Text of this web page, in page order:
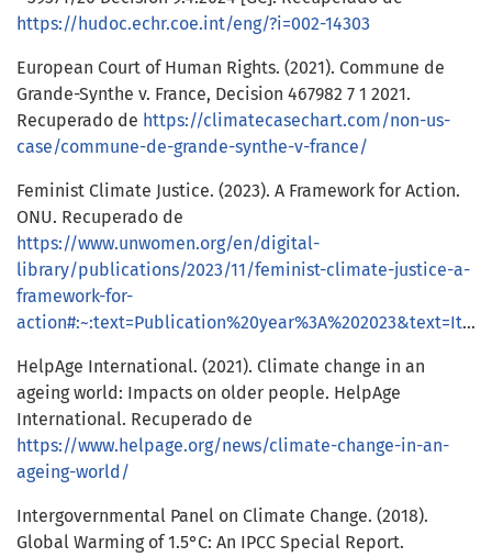
https://hudoc.echr.coe.int/eng/?i=002-14303
European Court of Human Rights. (2021). Commune de
Grande-Synthe v. France, Decision 467982 7 1 2021.
Recuperado de https://climatecasechart.com/non-us-
case/commune-de-grande-synthe-v-france/
Feminist Climate Justice. (2023). A Framework for Action.
ONU. Recuperado de
https://www.unwomen.org/en/digital-
library/publications/2023/11/feminist-climate-justice-a-
framework-for-
action#:~:text=Publication%20year%3A%202023&text=It%20provides%20practical%20guidance%20on,that%20is%20so%20urgently%20needed
HelpAge International. (2021). Climate change in an
ageing world: Impacts on older people. HelpAge
International. Recuperado de
https://www.helpage.org/news/climate-change-in-an-
ageing-world/
Intergovernmental Panel on Climate Change. (2018).
Global Warming of 1.5°C: An IPCC Special Report.